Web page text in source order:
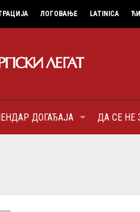
ЛОГОВАЊЕ LATINICA
ДОГАЂАЈА ДА СЕ НЕ